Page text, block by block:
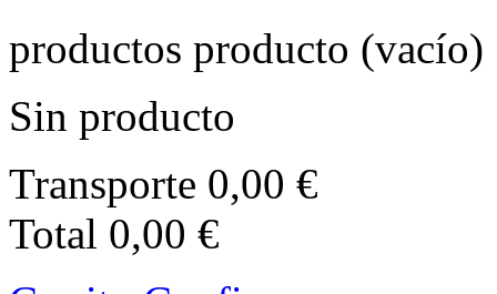
productos producto (vacío)
Sin producto
Transporte 0,00 €
Total 0,00 €